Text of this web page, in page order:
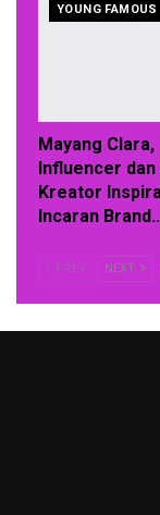
YOUNG FAMOUS
Mayang Clara,
Influencer
Kreator
Incaran
PREV NEXT